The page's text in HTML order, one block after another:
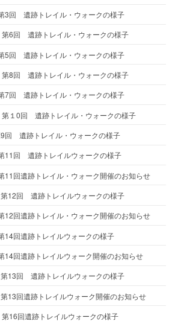
回 遺跡トレイル・ウォークの様子
6回 遺跡トレイル・ウォークの様子
回 遺跡トレイル・ウォークの様子
8回 遺跡トレイル・ウォークの様子
回 遺跡トレイル・ウォークの様子
１0回 遺跡トレイル・ウォークの様子
遺跡トレイル・ウォークの様子
回 遺跡トレイルウォークの様子
回遺跡トレイル・ウォーク開催のお知らせ
12回 遺跡トレイルウォークの様子
回遺跡トレイル・ウォーク開催のお知らせ
回遺跡トレイルウォークの様子
回遺跡トレイルウォーク開催のお知らせ
13回 遺跡トレイルウォークの様子
13回遺跡トレイルウォーク開催のお知らせ
16回遺跡トレイルウォークの様子